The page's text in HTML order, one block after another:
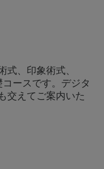
、印象術式、
ースです。デジタ
交えてご案内いた